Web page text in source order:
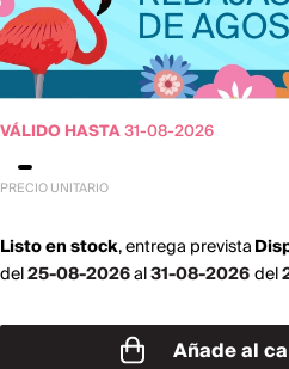
VÁLIDO HASTA31-08-2026
PRECIO UNITARIO
Listo en stock,entrega prevista
del25-08-2026al31-08-2026del
Añade al